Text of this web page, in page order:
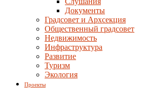
Документы
Градсовет и Архсекция
Общественный градсовет
Недвижимость
Инфраструктура
Развитие
Туризм
Экология
Проекты